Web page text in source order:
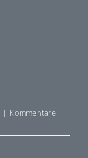
| Kommentare